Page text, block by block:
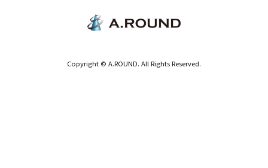
Copyright © A.ROUND. All Rights Reserved.